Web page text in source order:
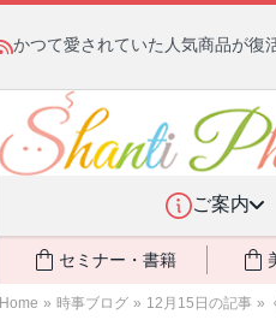
かつて愛されていた人気商品が復
ご案内
セミナー・書籍
Home » 時事ブログ » 12月15日の記事 »